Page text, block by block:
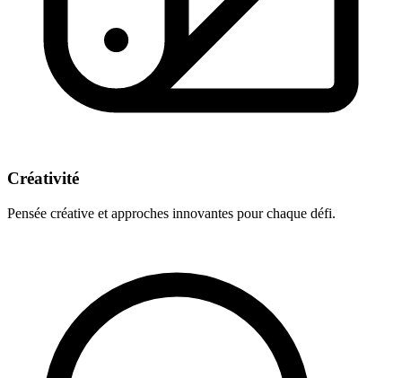
Créativité
Pensée créative et approches innovantes pour chaque défi.